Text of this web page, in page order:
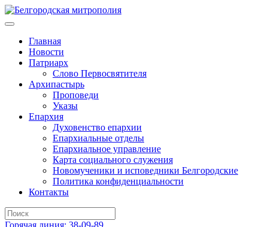
Главная
Новости
Патриарх
Слово Первосвятителя
Архипастырь
Проповеди
Указы
Епархия
Духовенство епархии
Епархиальные отделы
Епархиальное управление
Карта социального служения
Новомученики и исповедники Белгородские
Политика конфиденциальности
Контакты
Горячая линия: 38-09-89